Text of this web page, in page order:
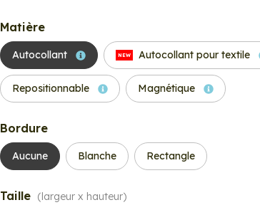
Matière
Autocollant NEW Autocollant pour textile
Repositionnable Magnétique
Bordure
Aucune Blanche Rectangle
Taille (largeur x hauteur)